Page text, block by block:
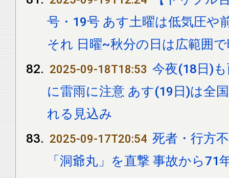
号・19号 あす土曜は低気圧や
それ 日曜~秋分の日は広範囲
2025-09-18T18:53 今夜(18日)
に雷雨に注意 あす(19日)は全
れる見込み
2025-09-17T20:54 死者・行方
「洞爺丸」を直撃 事故から71